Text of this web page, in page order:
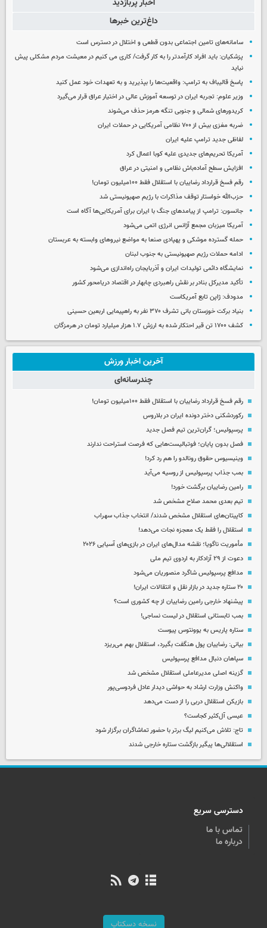
اخبار پربازدید
داغ‌ترین خبرها
سامانه‌های تامین اجتماعی بدون قطعی و اختلال در دسترس است
پزشکیان: باید افراد کارآمدتر را به کار گرفت/ کاری می کنیم در معیشت مردم مشکلی پیش
نیاید
پاسخ قالیباف به ترامپ: واقعیت‌ها را بپذیرید و به تعهدات خود عمل کنید
وزیر علوم: تجربه ایران در توسعه آموزش عالی در اختیار عراق قرار می‌گیرد
کریدورهای شمالی و جنوبی تنگه هرمز حذف می‌شوند
ضربه مغزی بیش از ۷۰۰ نظامی آمریکایی در حملات ایران
لفاظی جدید ترامپ علیه ایران
آمریکا تحریم‌های جدیدی علیه کوبا اعمال کرد
افزایش سطح آماده‌باش نظامی و امنیتی در عراق
رقم فسخ قرارداد رضاییان با استقلال فقط ۱۰۰میلیون تومان!
حزب‌الله خواستار توقف مذاکرات با رژیم صهیونیستی شد
جانسون: ترامپ از پیامدهای جنگ با ایران برای آمریکایی‌ها آگاه است
آمریکا میزبان مجمع آژانس انرژی اتمی می‌شود
حمله گسترده موشکی و پهپادی صنعا به مواضع نیروهای وابسته به عربستان
ادامه حملات رژیم صهیونیستی به جنوب لبنان
نمایشگاه دائمی تولیدات ایران و آذربایجان راه‌اندازی می‌شود
تأکید مدیرکل بنادر بر نقش راهبردی چابهار در اقتصاد دریامحور کشور
مدودف: ژاپن تابع آمریکاست
بنیاد برکت خوزستان بانی تشرف ۳۷۰ نفر به راهپیمایی اربعین حسینی
کشف ۱۷۰۰ تن قیر احتکار شده به ارزش ۱.۷ هزار میلیارد تومان در هرمزگان
آخرین اخبار ورزش
چندرسانه‌ای
رقم فسخ قرارداد رضاییان با استقلال فقط ۱۰۰میلیون تومان!
رکوردشکنی دختر دونده ایران در بلاروس
پرسپولیس؛ گران‌ترین تیم فصل جدید
فصل بدون پایان؛ فوتبالیست‌هایی که فرصت استراحت ندارند
وینیسیوس حقوق رونالدو را هم رد کرد!
بمب جذاب پرسپولیس از روسیه می‌آید
رامین رضاییان برگشت خورد!
تیم بعدی محمد صلاح مشخص شد
کاپیتان‌های استقلال مشخص شدند/ انتخاب جذاب سهراب
استقلال را فقط یک معجزه نجات می‌دهد!
مأموریت ناگویا؛ نقشه مدال‌های ایران در بازی‌های آسیایی ۲۰۲۶
دعوت از ۲۹ آزادکار به اردوی تیم ملی
مدافع پرسپولیس شاگرد منصوریان می‌شود
۲۰ ستاره جدید در بازار نقل و انتقالات ایران!
پیشنهاد خارجی رامین رضاییان از چه کشوری است؟
بمب تابستانی استقلال در لیست نساجی!
ستاره پاریس به یوونتوس پیوست
بیانی: رضاییان پول هنگفت بگیرد، استقلال بهم می‌ریزد
سپاهان دنبال مدافع پرسپولیس
گزینه اصلی مدیرعاملی استقلال مشخص شد
واکنش وزارت ارشاد به حواشی دیدار عادل فردوسی‌پور
بازیکن استقلال دربی را از دست می‌دهد
عیسی آل‌کثیر کجاست؟
تاج: تلاش می‌کنیم لیگ برتر با حضور تماشاگران برگزار شود
استقلالی‌ها پیگیر بازگشت ستاره خارجی شدند
دسترسی سریع
تماس با ما
درباره ما
نسخه دسکتاپ